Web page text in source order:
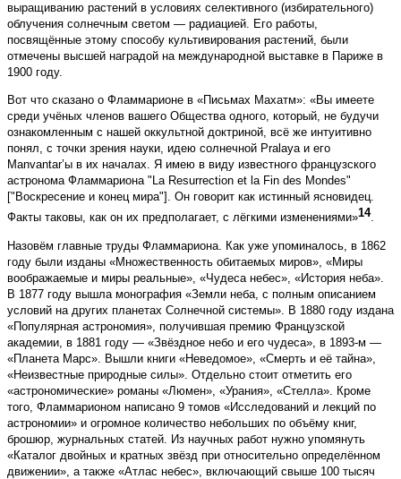
выращиванию растений в условиях селективного (избирательного)
облучения солнечным светом — радиацией. Его работы,
посвящённые этому способу культивирования растений, были
отмечены высшей наградой на международной выставке в Париже в
1900 году.
Вот что сказано о Фламмарионе в «Письмах Махатм»: «Вы имеете
среди учёных членов вашего Общества одного, который, не будучи
ознакомленным с нашей оккультной доктриной, всё же интуитивно
понял, с точки зрения науки, идею солнечной Pralaya и его
Manvantar’ы в их началах. Я имею в виду известного французского
астронома Фламмариона "La Resurrection et la Fin des Mondes"
["Воскресение и конец мира"]. Он говорит как истинный ясновидец.
Факты таковы, как он их предполагает, с лёгкими изменениями»14.
Назовём главные труды Фламмариона. Как уже упоминалось, в 1862
году были изданы «Множественность обитаемых миров», «Миры
воображаемые и миры реальные», «Чудеса небес», «История неба».
В 1877 году вышла монография «Земли неба, с полным описанием
условий на других планетах Солнечной системы». В 1880 году издана
«Популярная астрономия», получившая премию Французской
академии, в 1881 году — «Звёздное небо и его чудеса», в 1893-м —
«Планета Марс». Вышли книги «Неведомое», «Смерть и её тайна»,
«Неизвестные природные силы». Отдельно стоит отметить его
«астрономические» романы «Люмен», «Урания», «Стелла». Кроме
того, Фламмарионом написано 9 томов «Исследований и лекций по
астрономии» и огромное количество небольших по объёму книг,
брошюр, журнальных статей. Из научных работ нужно упомянуть
«Каталог двойных и кратных звёзд при относительно определённом
движении», а также «Атлас небес», включающий свыше 100 тысяч